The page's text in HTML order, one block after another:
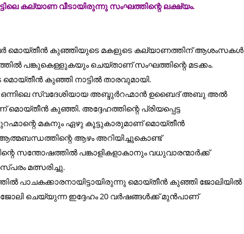
വീട്ടിലെ കല്യാണ വീടായിരുന്നു സംഘത്തിന്റെ ലക്ഷ്യം.
മൊയ്തീന്‍ കുഞ്ഞിയുടെ മകളുടെ കല്യാണത്തിന് ആശംസകള്‍
പങ്കുകെള്ളുകയും ചെയ്താണ് സംഘത്തിന്റെ മടക്കം.
കുഞ്ഞി നാട്ടില്‍ താരവുമായി.
സ്വദേശിയായ അബ്ദുര്‍റഹ്മാന്‍ ഉബൈദ് അബു അല്‍
കുഞ്ഞി. അദ്ദേഹത്തിന്റെ പ്രിയപ്പെട്ട
മകനും ഏഴു കൂട്ടുകാരുമാണ് മൊയ്തീന്‍
ആഴം അറിയിച്ചുകൊണ്ട്
സന്തോഷത്തില്‍ പങ്കാളികളാകാനും വധുവാരന്മാര്‍ക്ക്
മത്സരിച്ചു.
പാചകക്കാരനായിട്ടായിരുന്നു മൊയ്തീന്‍ കുഞ്ഞി ജോലിയില്‍
ജോലി ചെയ്യുന്ന ഇദ്ദേഹം 20 വര്‍ഷങ്ങള്‍ക്ക് മുന്‍പാണ്